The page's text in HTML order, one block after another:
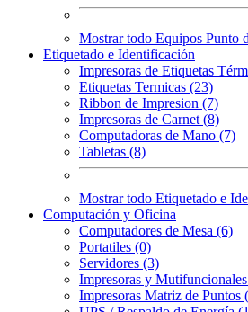
Mostrar todo Equipos Punto
Etiquetado e Identificación
Impresoras de Etiquetas
Etiquetas Termicas (23)
Ribbon de Impresion (7)
Impresoras de Carnet (8)
Computadoras de Mano (7)
Tabletas (8)
Mostrar todo Etiquetado e
Computación y Oficina
Computadores de Mesa (6)
Portatiles (0)
Servidores (3)
Impresoras y
Impresoras Matriz de Puntos